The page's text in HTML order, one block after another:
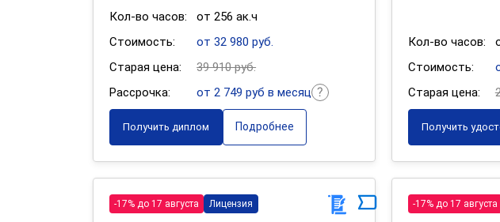
Кол-во часов:
от 256 ак.ч
Стоимость:
от 32 980 руб.
Старая цена:
39 910 руб.
Рассрочка:
от 2 749 руб в месяц
Получить диплом Подробнее
Кол-во часов:
Стоимость:
Старая цена:
Получить
-17% до 17 августа Лицензия -17% до 17 августа